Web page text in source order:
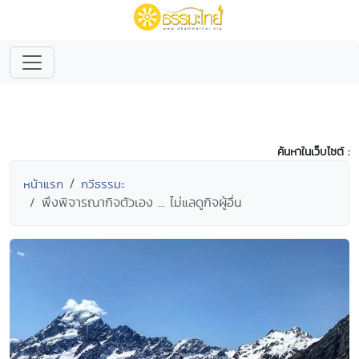
ค้นหาในเว็บไซต์ :
หน้าแรก กวีธรรมะ
พึงพิจารณากิจตัวเอง ... ไม่แลดูกิจผู้อื่น